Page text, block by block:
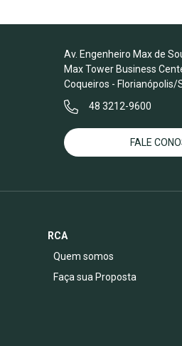
Av. Engenheiro Max de
Max Tower Business
Coqueiros - Florianópolis/
48 3212-9600
FALE
RCA
Quem somos
Faça sua Proposta